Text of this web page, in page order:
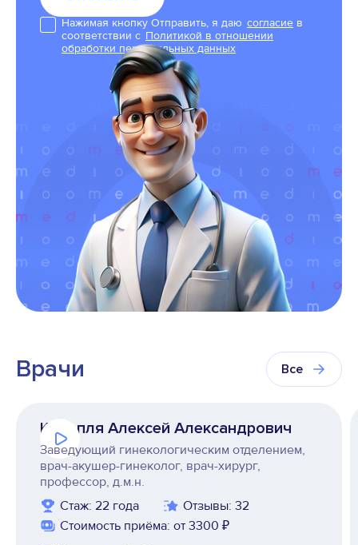
Нажимая кнопку Отправить, я даю согласие в
соответствии с Политикой в отношении
обработки персональных данных
Врачи Все
Конопля Алексей Александрович
Заведующий гинекологическим отделением,
врач-акушер-гинеколог, врач-хирург,
профессор, д.м.н.
Стаж: 22 года
Отзывы: 32
Стоимость приёма: от 3300 ₽